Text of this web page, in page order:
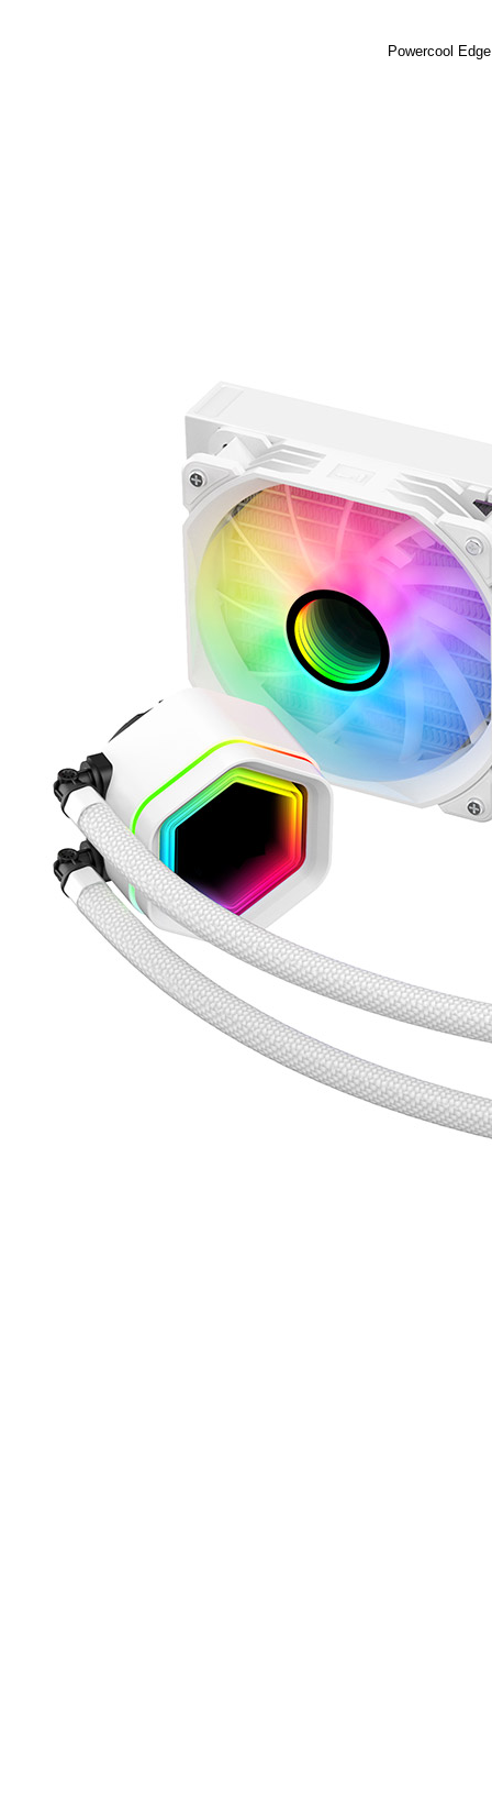
Powercool